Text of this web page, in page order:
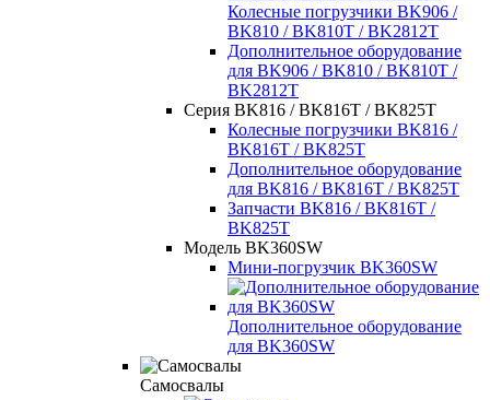
Колесные погрузчики BK906 /
BK810 / BK810T / BK2812T
Дополнительное оборудование
для BK906 / BK810 / BK810T /
BK2812T
Серия BK816 / BK816T / BK825T
Колесные погрузчики BK816 /
BK816T / BK825T
Дополнительное оборудование
для BK816 / BK816T / BK825T
Запчасти BK816 / BK816T /
BK825T
Модель BK360SW
Мини-погрузчик BK360SW
Дополнительное оборудование
для BK360SW
Самосвалы